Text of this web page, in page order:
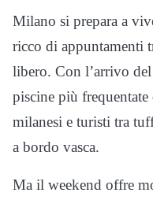
Milano si prepara a
ricco di appuntamenti
libero. Con l’arrivo
piscine più
milanesi e turisti tra
a bordo vasca.
Ma il weekend offre